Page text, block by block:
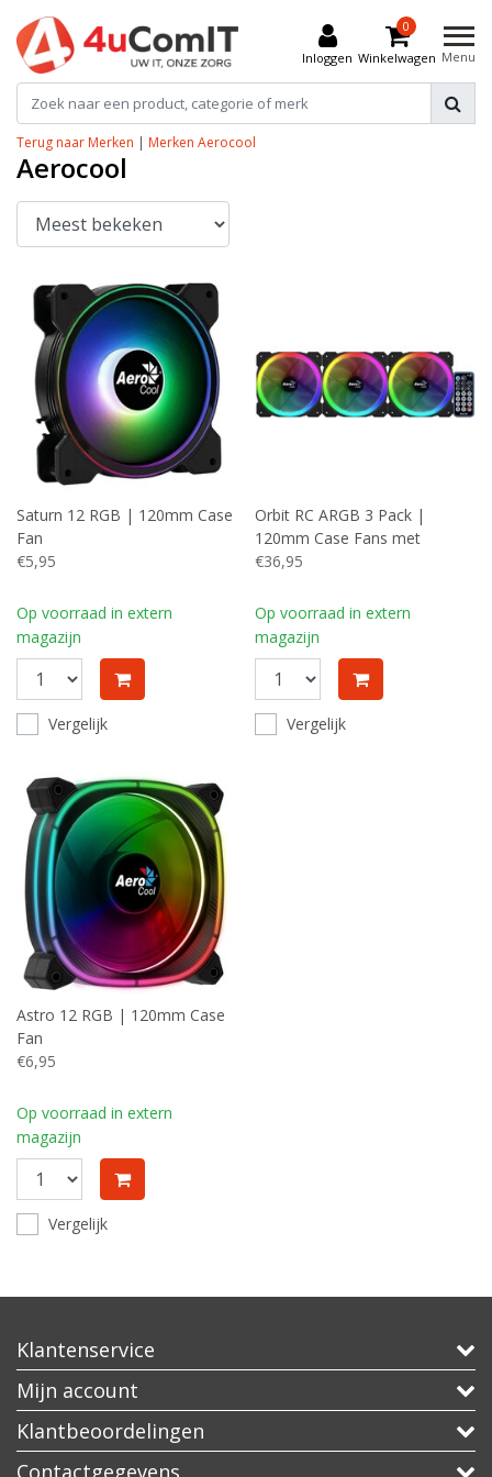
Inloggen
0
Winkelwagen Menu
Terug naar Merken | Merken Aerocool
Aerocool
Saturn 12 RGB | 120mm Case
Fan
€5,95
Op voorraad in extern
magazijn
Vergelijk
Orbit RC ARGB 3 Pack |
120mm Case Fans met
Remote Control
€36,95
Op voorraad in extern
magazijn
Vergelijk
Astro 12 RGB | 120mm Case
Fan
€6,95
Op voorraad in extern
magazijn
Vergelijk
Klantenservice
Mijn account
Klantbeoordelingen
Contactgegevens